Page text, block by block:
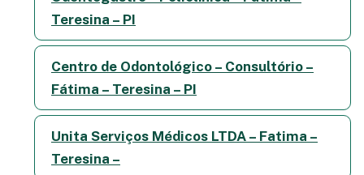
Teresina – PI
Centro de Odontológico – Consultório –
Fátima – Teresina – PI
Unita Serviços Médicos LTDA – Fatima –
Teresina –